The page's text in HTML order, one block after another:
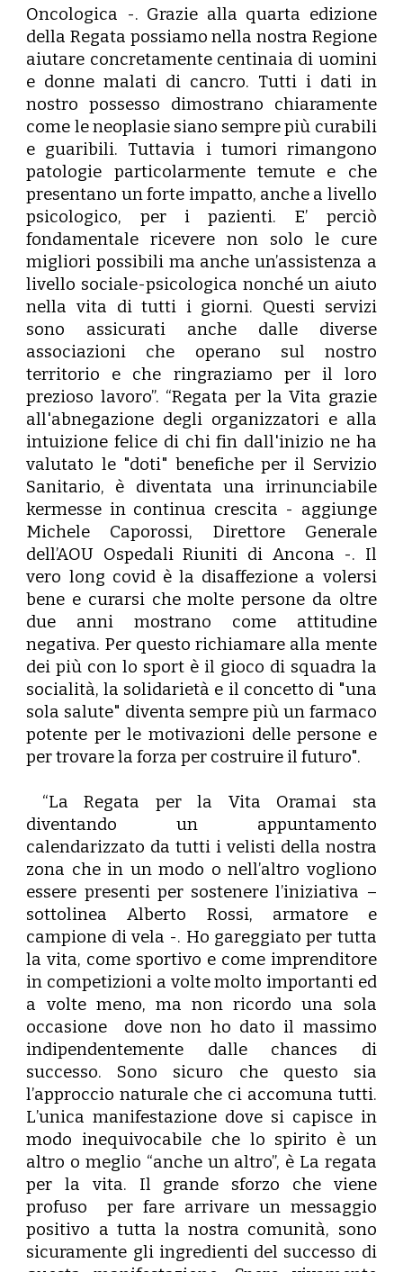
Oncologica -. Grazie alla quarta edizione
della Regata possiamo nella nostra Regione
aiutare concretamente centinaia di uomini
e donne malati di cancro. Tutti i dati in
nostro possesso dimostrano chiaramente
come le neoplasie siano sempre più curabili
e guaribili. Tuttavia i tumori rimangono
patologie particolarmente temute e che
presentano un forte impatto, anche a livello
psicologico, per i pazienti. E’ perciò
fondamentale ricevere non solo le cure
migliori possibili ma anche un’assistenza a
livello sociale-psicologica nonché un aiuto
nella vita di tutti i giorni. Questi servizi
sono assicurati anche dalle diverse
associazioni che operano sul nostro
territorio e che ringraziamo per il loro
prezioso lavoro”. “Regata per la Vita grazie
all'abnegazione degli organizzatori e alla
intuizione felice di chi fin dall'inizio ne ha
valutato le "doti" benefiche per il Servizio
Sanitario, è diventata una irrinunciabile
kermesse in continua crescita - aggiunge
Michele Caporossi, Direttore Generale
dell’AOU Ospedali Riuniti di Ancona -. Il
vero long covid è la disaffezione a volersi
bene e curarsi che molte persone da oltre
due anni mostrano come attitudine
negativa. Per questo richiamare alla mente
dei più con lo sport è il gioco di squadra la
socialità, la solidarietà e il concetto di "una
sola salute" diventa sempre più un farmaco
potente per le motivazioni delle persone e
per trovare la forza per costruire il futuro".
“La Regata per la Vita Oramai sta
diventando un appuntamento
calendarizzato da tutti i velisti della nostra
zona che in un modo o nell’altro vogliono
essere presenti per sostenere l’iniziativa –
sottolineaAlberto Rossi, armatore e
campione di vela -. Ho gareggiato per tutta
la vita, come sportivo e come imprenditore
in competizioni a volte molto importanti ed
a volte meno, ma non ricordo una sola
occasione dove non ho dato il massimo
indipendentemente dalle chances di
successo. Sono sicuro che questo sia
l’approccio naturale che ci accomuna tutti.
L’unica manifestazione dove si capisce in
modo inequivocabile che lo spirito è un
altro o meglio “anche un altro”, è La regata
per la vita. Il grande sforzo che viene
profuso per fare arrivare un messaggio
positivo a tutta la nostra comunità, sono
sicuramente gli ingredienti del successo di